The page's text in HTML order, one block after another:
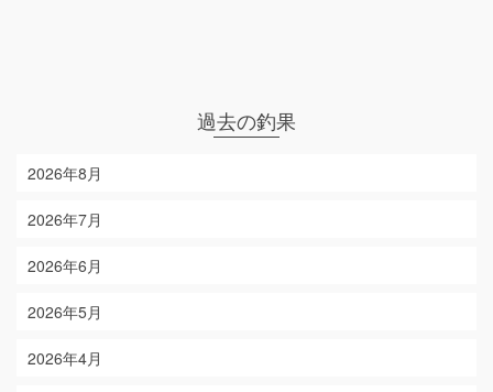
過去の釣果
2026年8月
2026年7月
2026年6月
2026年5月
2026年4月